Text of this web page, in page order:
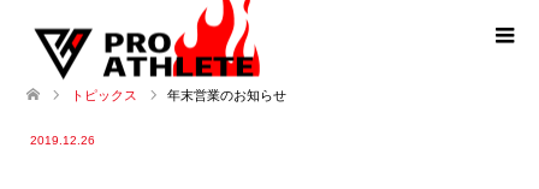
トピックス 年末営業のお知らせ
2019.12.26